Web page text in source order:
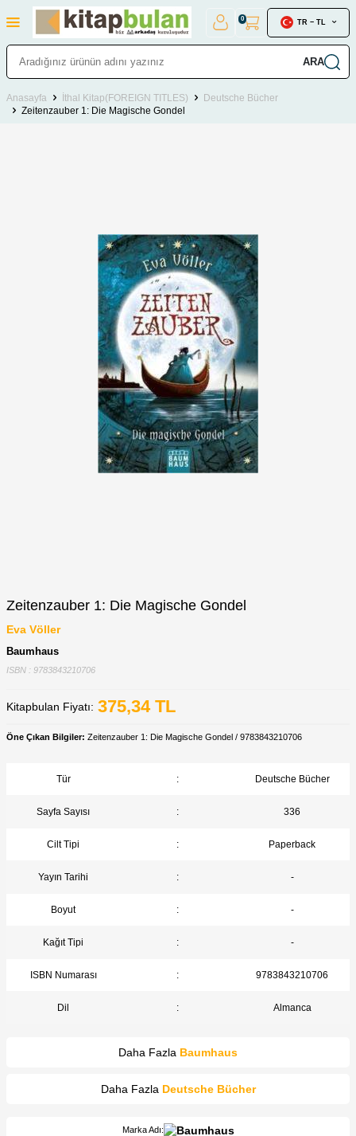
ARA
0 TR − TL
Anasayfa İthal Kitap(FOREIGN TITLES)
Deutsche Bücher
Zeitenzauber 1: Die Magische Gondel
Zeitenzauber 1: Die Magische Gondel
Eva Völler
Baumhaus
ISBN : 9783843210706
Kitapbulan Fiyatı: 375,34TL
Öne Çıkan Bilgiler: Zeitenzauber 1: Die Magische Gondel / 9783843210706
Tür : Deutsche Bücher
Sayfa Sayısı : 336
Cilt Tipi : Paperback
Yayın Tarihi : -
Boyut : -
Kağıt Tipi : -
ISBN Numarası : 9783843210706
Dil : Almanca
Daha Fazla Baumhaus
Daha Fazla Deutsche Bücher
Marka Adı: